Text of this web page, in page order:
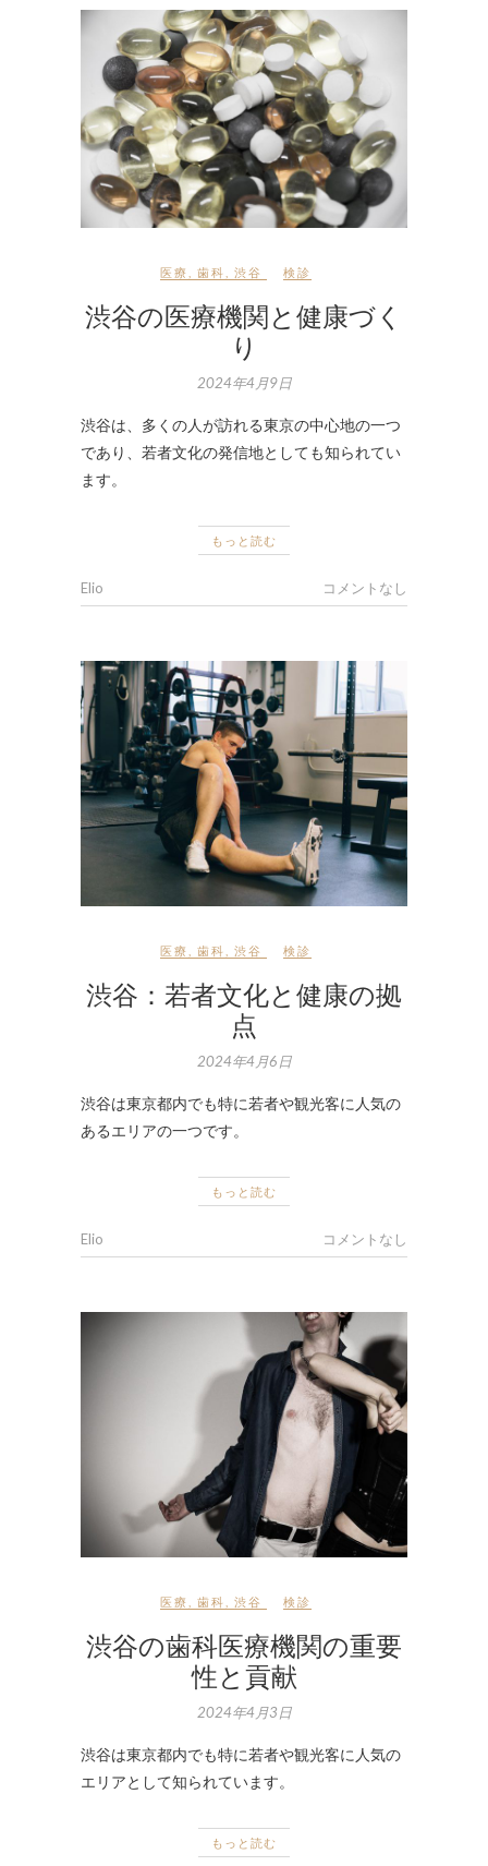
医療 歯科 渋谷 検診
渋谷の医療機関と健康づく
り
2024年4月9日
渋谷は、多くの人が訪れる東京の中心地の一つ
であり、若者文化の発信地としても知られてい
ます。
もっと読む
Elio コメントなし
医療 歯科 渋谷 検診
渋谷：若者文化と健康の拠
点
2024年4月6日
渋谷は東京都内でも特に若者や観光客に人気の
あるエリアの一つです。
もっと読む
Elio コメントなし
医療 歯科 渋谷 検診
渋谷の歯科医療機関の重要
性と貢献
2024年4月3日
渋谷は東京都内でも特に若者や観光客に人気の
エリアとして知られています。
もっと読む